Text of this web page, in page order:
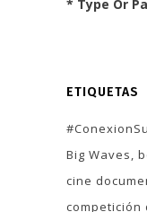
* Type Or
ETIQUETAS
Big Waves
cine
competición